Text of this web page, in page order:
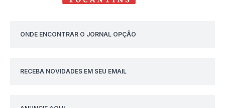
ONDE ENCONTRAR O JORNAL OPÇÃO
RECEBA NOVIDADES EM SEU EMAIL